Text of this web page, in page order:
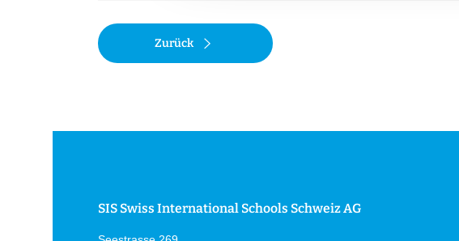
u
h
Zurück
SIS Swiss International Schools Schweiz AG